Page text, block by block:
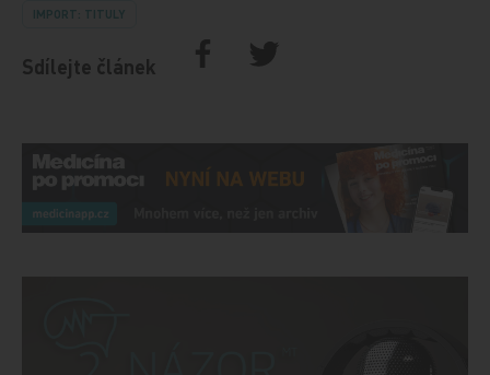
IMPORT: TITULY
Sdílejte článek